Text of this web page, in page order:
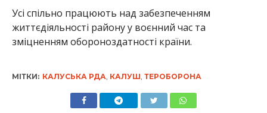
Усі спільно працюють над забезпеченням
життєдіяльності району у воєнний час та
зміцненням обороноздатності країни.
МІТКИ: КАЛУСЬКА РДА КАЛУШ ТЕРОБОРОНА